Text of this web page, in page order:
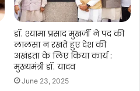
डॉ. श्यामा प्रसाद मुखर्जी ने पद की
लालसा न रखते हुए देश की
अखंडता के लिए किया कार्य :
मुख्यमंत्री डॉ. यादव
June 23, 2025